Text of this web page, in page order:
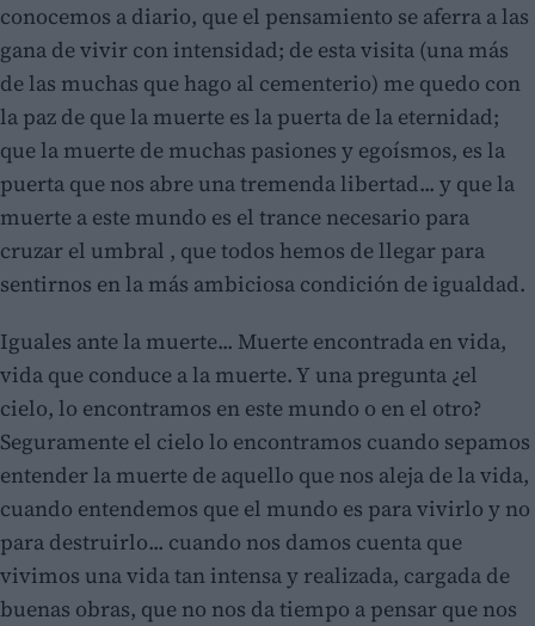
conocemos a diario, que el pensamiento se aferra a las
gana de vivir con intensidad; de esta visita (una más
de las muchas que hago al cementerio) me quedo con
la paz de que la muerte es la puerta de la eternidad;
que la muerte de muchas pasiones y egoísmos, es la
puerta que nos abre una tremenda libertad... y que la
muerte a este mundo es el trance necesario para
cruzar el umbral , que todos hemos de llegar para
sentirnos en la más ambiciosa condición de igualdad.
Iguales ante la muerte... Muerte encontrada en vida,
vida que conduce a la muerte. Y una pregunta ¿el
cielo, lo encontramos en este mundo o en el otro?
Seguramente el cielo lo encontramos cuando sepamos
entender la muerte de aquello que nos aleja de la vida,
cuando entendemos que el mundo es para vivirlo y no
para destruirlo... cuando nos damos cuenta que
vivimos una vida tan intensa y realizada, cargada de
buenas obras, que no nos da tiempo a pensar que nos